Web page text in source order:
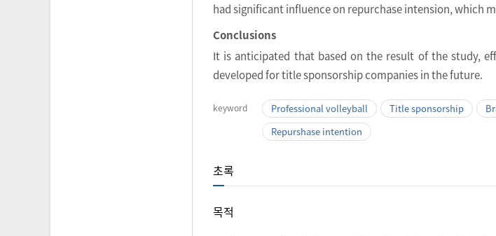
had significant influence on repurchase intension, which
Conclusions
It is anticipated that based on the result of the study,
developed for title sponsorship companies in the future.
keyword Professional volleyball Title sponsorship
Repurshase intention
초록
목적